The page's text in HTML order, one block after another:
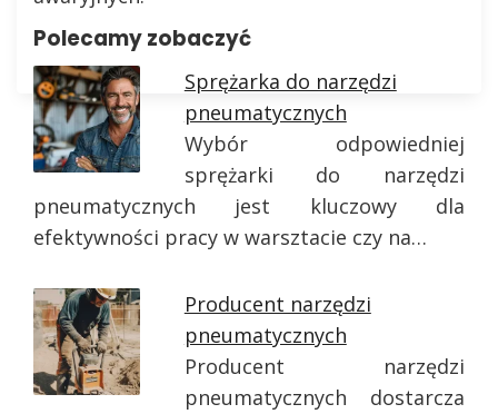
Polecamy zobaczyć
Sprężarka do narzędzi
pneumatycznych
Wybór odpowiedniej
sprężarki do narzędzi
pneumatycznych jest kluczowy dla
efektywności pracy w warsztacie czy na…
Producent narzędzi
pneumatycznych
Producent narzędzi
pneumatycznych dostarcza